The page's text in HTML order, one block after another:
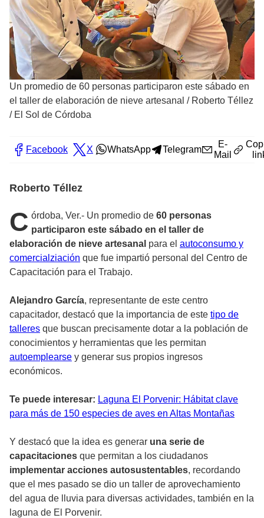
Un promedio de 60 personas participaron este sábado en
el taller de elaboración de nieve artesanal / Roberto Téllez
/ El Sol de Córdoba
Facebook X WhatsApp Telegram
E-
Mail
Roberto Téllez
C órdoba, Ver.- Un promedio de 60 personas
participaron este sábado en el taller de
elaboración de nieve artesanal para el autoconsumo y
comercialziación que fue impartió personal del Centro de
Capacitación para el Trabajo.
Alejandro García, representante de este centro
capacitador, destacó que la importancia de este tipo de
talleres que buscan precisamente dotar a la población de
conocimientos y herramientas que les permitan
autoemplearse y generar sus propios ingresos
económicos.
Te puede interesar: Laguna El Porvenir: Hábitat clave
para más de 150 especies de aves en Altas Montañas
Y destacó que la idea es generar una serie de
capacitaciones que permitan a los ciudadanos
implementar acciones autosustentables, recordando
que el mes pasado se dio un taller de aprovechamiento
del agua de lluvia para diversas actividades, también en la
laguna de El Porvenir.